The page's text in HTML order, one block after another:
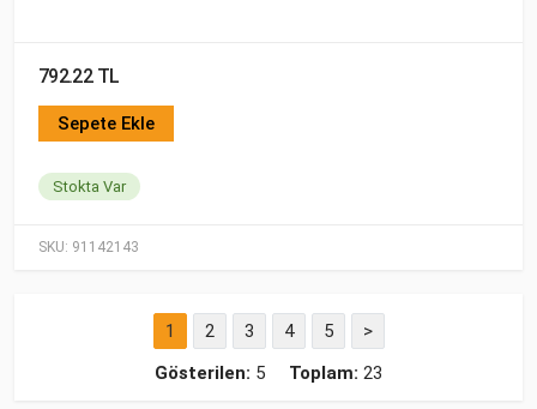
SKU: 91142143
792.22 TL
Sepete Ekle
Stokta Var
1 2 3 4 5
>
Gösterilen: 5 Toplam: 23